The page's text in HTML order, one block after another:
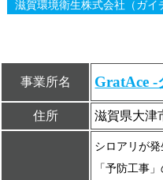
滋賀環境衛生株式会社（ガ
事業所名 GratAce -
住所 滋賀県大津
シロアリが
「予防工事